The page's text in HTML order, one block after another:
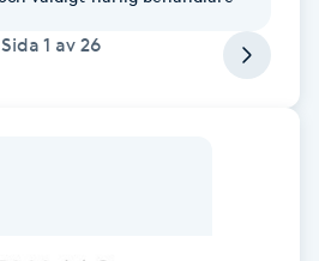
Sida 1 av 26